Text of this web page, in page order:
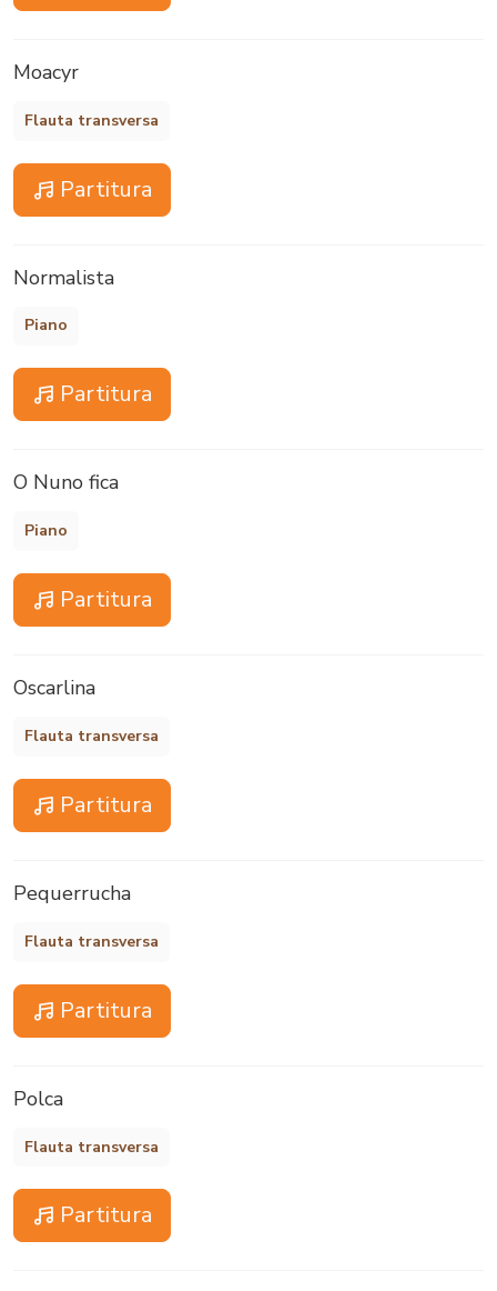
Moacyr
Flauta transversa
Partitura
Normalista
Piano
Partitura
O Nuno fica
Piano
Partitura
Oscarlina
Flauta transversa
Partitura
Pequerrucha
Flauta transversa
Partitura
Polca
Flauta transversa
Partitura